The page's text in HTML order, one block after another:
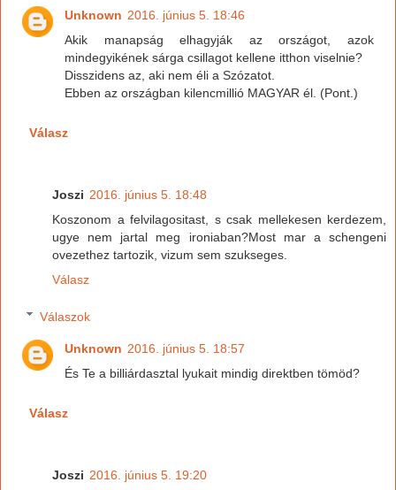
Unknown 2016. június 5. 18:46
Akik manapság elhagyják az országot, azok
mindegyikének sárga csillagot kellene itthon viselnie?
Disszidens az, aki nem éli a Szózatot.
Ebben az országban kilencmillió MAGYAR él. (Pont.)
Válasz
Joszi 2016. június 5. 18:48
Koszonom a felvilagositast, s csak mellekesen kerdezem,
ugye nem jartal meg ironiaban?Most mar a schengeni
ovezethez tartozik, vizum sem szukseges.
Válasz
Válaszok
Unknown 2016. június 5. 18:57
És Te a billiárdasztal lyukait mindig direktben tömöd?
Válasz
Joszi 2016. június 5. 19:20